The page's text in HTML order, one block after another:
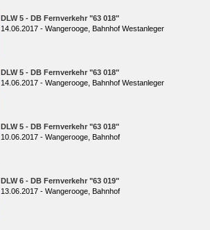
DLW 5 - DB Fernverkehr "63 018"
14.06.2017 - Wangerooge, Bahnhof Westanleger
DLW 5 - DB Fernverkehr "63 018"
14.06.2017 - Wangerooge, Bahnhof Westanleger
DLW 5 - DB Fernverkehr "63 018"
10.06.2017 - Wangerooge, Bahnhof
DLW 6 - DB Fernverkehr "63 019"
13.06.2017 - Wangerooge, Bahnhof